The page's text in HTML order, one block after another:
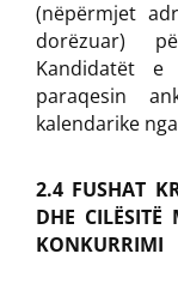
(nëpërmjet
dorëzuar)
Kandidatët
paraqesin
kalendarike
2.4 FUSHAT
DHE
KONKURRIMI